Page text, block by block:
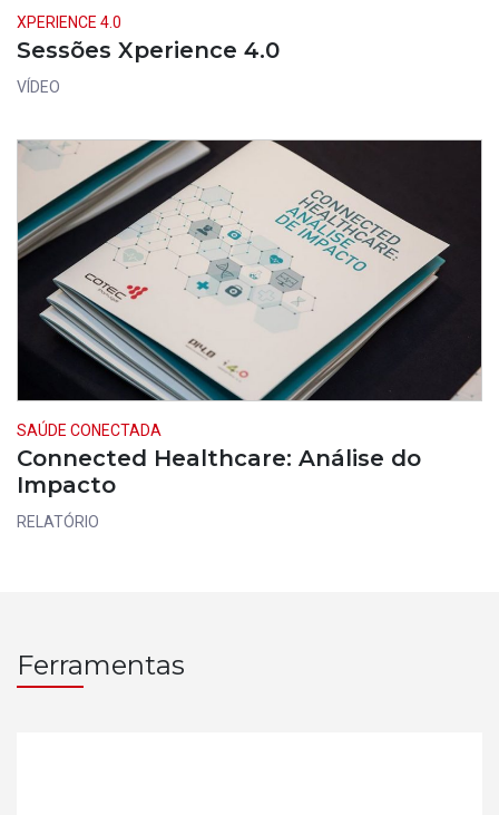
XPERIENCE 4.0
Sessões Xperience 4.0
VÍDEO
SAÚDE CONECTADA
Connected Healthcare: Análise do
Impacto
RELATÓRIO
Ferramentas